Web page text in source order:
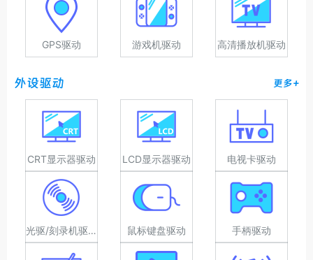
GPS驱动 游戏机驱动 高清播放机驱动
外设驱动 更多+
CRT显示器驱动 LCD显示器驱动 电视卡驱动
光驱/刻录机驱动 鼠标键盘驱动 手柄驱动